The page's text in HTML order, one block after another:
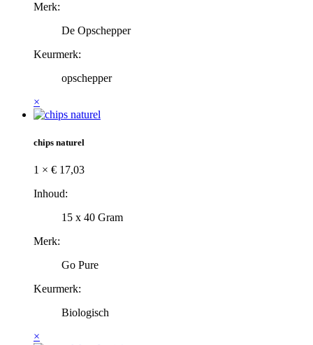
Merk:
De Opschepper
Keurmerk:
opschepper
×
chips naturel
1 × € 17,03
Inhoud:
15 x 40 Gram
Merk:
Go Pure
Keurmerk:
Biologisch
×